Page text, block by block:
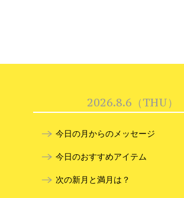
2026.8.6（THU）
今日の月からのメッセージ
今日のおすすめアイテム
次の新月と満月は？